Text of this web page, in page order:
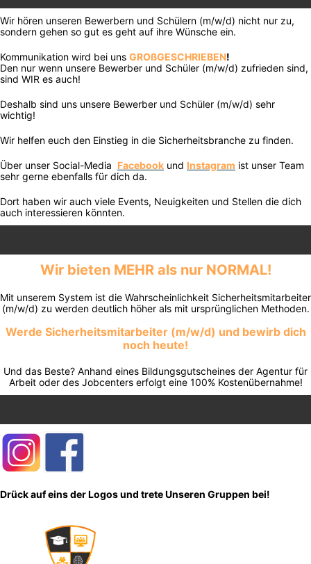
Wir hören unseren Bewerbern und Schülern (m/w/d) nicht nur zu,
sondern gehen so gut es geht auf ihre Wünsche ein.
Kommunikation wird bei uns GROßGESCHRIEBEN!
Den nur wenn unsere Bewerber und Schüler (m/w/d) zufrieden sind,
sind WIR es auch!
Deshalb sind uns unsere Bewerber und Schüler (m/w/d) sehr
wichtig!
Wir helfen euch den Einstieg in die Sicherheitsbranche zu finden.
Über unser Social-Media Facebook und Instagram ist unser Team
sehr gerne ebenfalls für dich da.
Dort haben wir auch viele Events, Neuigkeiten und Stellen die dich
auch interessieren könnten.
Wir bieten MEHR als nur NORMAL!
Mit unserem System ist die Wahrscheinlichkeit Sicherheitsmitarbeiter
(m/w/d) zu werden deutlich höher als mit ursprünglichen Methoden.
Werde Sicherheitsmitarbeiter (m/w/d) und bewirb dich
noch heute!
Und das Beste? Anhand eines Bildungsgutscheines der Agentur für
Arbeit oder des Jobcenters erfolgt eine 100% Kostenübernahme!
Drück auf eins der Logos und trete Unseren Gruppen bei!